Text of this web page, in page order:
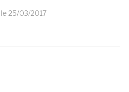
le 25/03/2017